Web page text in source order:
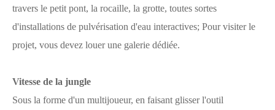
travers le petit pont, la rocaille, la grotte, toutes sortes
d'installations de pulvérisation d'eau interactives; Pour visiter le
projet, vous devez louer une galerie dédiée.
Vitesse de la jungle
Sous la forme d'un multijoueur, en faisant glisser l'outil